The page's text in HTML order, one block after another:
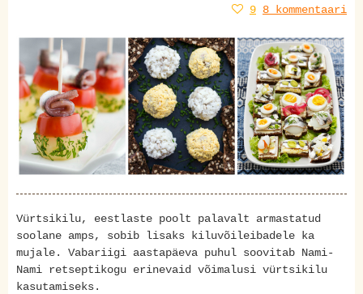
9 8 kommentaari
Vürtsikilu, eestlaste poolt palavalt armastatud
soolane amps, sobib lisaks kiluvõileibadele ka
mujale. Vabariigi aastapäeva puhul soovitab Nami-
Nami retseptikogu erinevaid võimalusi vürtsikilu
kasutamiseks.